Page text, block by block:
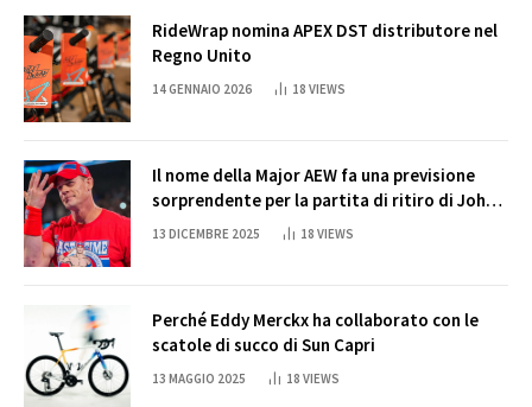
RideWrap nomina APEX DST distributore nel
Regno Unito
14 GENNAIO 2026 18 VIEWS
Il nome della Major AEW fa una previsione
sorprendente per la partita di ritiro di John
Cena
13 DICEMBRE 2025 18 VIEWS
Perché Eddy Merckx ha collaborato con le
scatole di succo di Sun Capri
13 MAGGIO 2025 18 VIEWS